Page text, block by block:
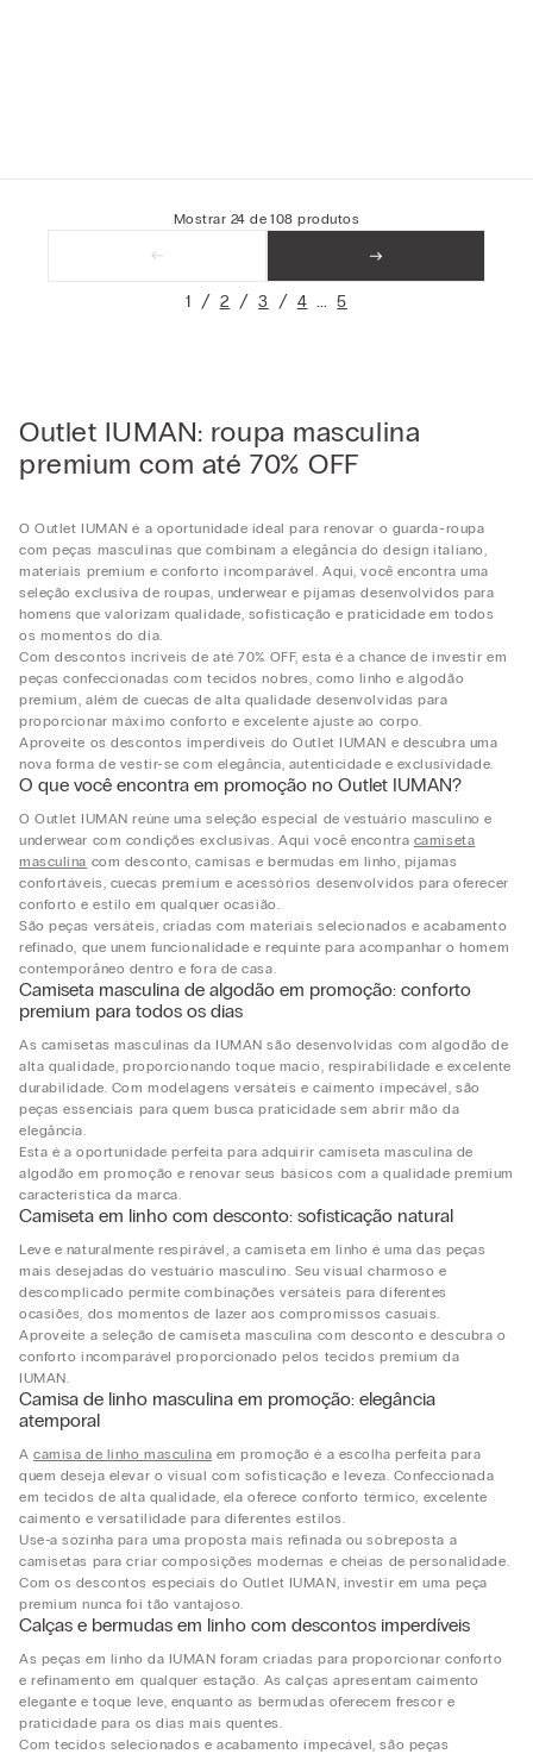
Mostrar 24 de108 produtos
1 2 3 4 5
Outlet IUMAN: roupa masculina
premium com até 70% OFF
O Outlet IUMAN é a oportunidade ideal para renovar o guarda-roupa
com peças masculinas que combinam a elegância do design italiano,
materiais premium e conforto incomparável. Aqui, você encontra uma
seleção exclusiva de roupas, underwear e pijamas desenvolvidos para
homens que valorizam qualidade, sofisticação e praticidade em todos
os momentos do dia.
Com descontos incríveis de até 70% OFF, esta é a chance de investir em
peças confeccionadas com tecidos nobres, como linho e algodão
premium, além de cuecas de alta qualidade desenvolvidas para
proporcionar máximo conforto e excelente ajuste ao corpo.
Aproveite os descontos imperdíveis do Outlet IUMAN e descubra uma
nova forma de vestir-se com elegância, autenticidade e exclusividade.
O que você encontra em promoção no Outlet IUMAN?
O Outlet IUMAN reúne uma seleção especial de vestuário masculino e
underwear com condições exclusivas. Aqui você encontra camiseta
masculina com desconto, camisas e bermudas em linho, pijamas
confortáveis, cuecas premium e acessórios desenvolvidos para oferecer
conforto e estilo em qualquer ocasião.
São peças versáteis, criadas com materiais selecionados e acabamento
refinado, que unem funcionalidade e requinte para acompanhar o homem
contemporâneo dentro e fora de casa.
Camiseta masculina de algodão em promoção: conforto
premium para todos os dias
As camisetas masculinas da IUMAN são desenvolvidas com algodão de
alta qualidade, proporcionando toque macio, respirabilidade e excelente
durabilidade. Com modelagens versáteis e caimento impecável, são
peças essenciais para quem busca praticidade sem abrir mão da
elegância.
Esta é a oportunidade perfeita para adquirir camiseta masculina de
algodão em promoção e renovar seus básicos com a qualidade premium
característica da marca.
Camiseta em linho com desconto: sofisticação natural
Leve e naturalmente respirável, a camiseta em linho é uma das peças
mais desejadas do vestuário masculino. Seu visual charmoso e
descomplicado permite combinações versáteis para diferentes
ocasiões, dos momentos de lazer aos compromissos casuais.
Aproveite a seleção de camiseta masculina com desconto e descubra o
conforto incomparável proporcionado pelos tecidos premium da
IUMAN.
Camisa de linho masculina em promoção: elegância
atemporal
Acamisa de linho masculina em promoção é a escolha perfeita para
quem deseja elevar o visual com sofisticação e leveza. Confeccionada
em tecidos de alta qualidade, ela oferece conforto térmico, excelente
caimento e versatilidade para diferentes estilos.
Use-a sozinha para uma proposta mais refinada ou sobreposta a
camisetas para criar composições modernas e cheias de personalidade.
Com os descontos especiais do Outlet IUMAN, investir em uma peça
premium nunca foi tão vantajoso.
Calças e bermudas em linho com descontos imperdíveis
As peças em linho da IUMAN foram criadas para proporcionar conforto
e refinamento em qualquer estação. As calças apresentam caimento
elegante e toque leve, enquanto as bermudas oferecem frescor e
praticidade para os dias mais quentes.
Com tecidos selecionados e acabamento impecável, são peças